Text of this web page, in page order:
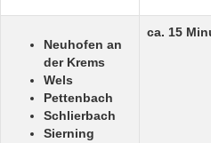
Neuhofen an
der Krems
Wels
Pettenbach
Schlierbach
Sierning
ca. 15